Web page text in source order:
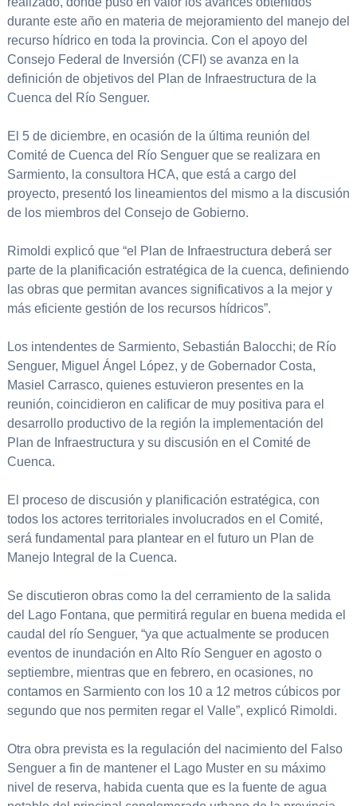
durante este año en materia de mejoramiento del manejo del
recurso hídrico en toda la provincia. Con el apoyo del
Consejo Federal de Inversión (CFI) se avanza en la
definición de objetivos del Plan de Infraestructura de la
Cuenca del Río Senguer.
El 5 de diciembre, en ocasión de la última reunión del
Comité de Cuenca del Río Senguer que se realizara en
Sarmiento, la consultora HCA, que está a cargo del
proyecto, presentó los lineamientos del mismo a la discusión
de los miembros del Consejo de Gobierno.
Rimoldi explicó que “el Plan de Infraestructura deberá ser
parte de la planificación estratégica de la cuenca, definiendo
las obras que permitan avances significativos a la mejor y
más eficiente gestión de los recursos hídricos”.
Los intendentes de Sarmiento, Sebastián Balocchi; de Río
Senguer, Miguel Ángel López, y de Gobernador Costa,
Masiel Carrasco, quienes estuvieron presentes en la
reunión, coincidieron en calificar de muy positiva para el
desarrollo productivo de la región la implementación del
Plan de Infraestructura y su discusión en el Comité de
Cuenca.
El proceso de discusión y planificación estratégica, con
todos los actores territoriales involucrados en el Comité,
será fundamental para plantear en el futuro un Plan de
Manejo Integral de la Cuenca.
Se discutieron obras como la del cerramiento de la salida
del Lago Fontana, que permitirá regular en buena medida el
caudal del río Senguer, “ya que actualmente se producen
eventos de inundación en Alto Río Senguer en agosto o
septiembre, mientras que en febrero, en ocasiones, no
contamos en Sarmiento con los 10 a 12 metros cúbicos por
segundo que nos permiten regar el Valle”, explicó Rimoldi.
Otra obra prevista es la regulación del nacimiento del Falso
Senguer a fin de mantener el Lago Muster en su máximo
nivel de reserva, habida cuenta que es la fuente de agua